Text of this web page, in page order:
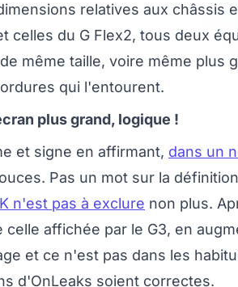
relatives aux châssis
celles du G Flex2, tous deux
même taille, voire même plus
qui l'entourent.
plus grand, logique !
et signe en affirmant, dans un
Pas un mot sur la
n'est pas à exclure non plus.
affichée par le G3, en
et ce n'est pas dans les
d'OnLeaks soient correctes.